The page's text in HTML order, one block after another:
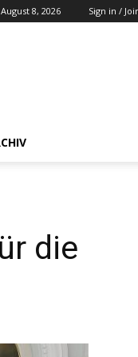
8, 2026 Sign in /
die